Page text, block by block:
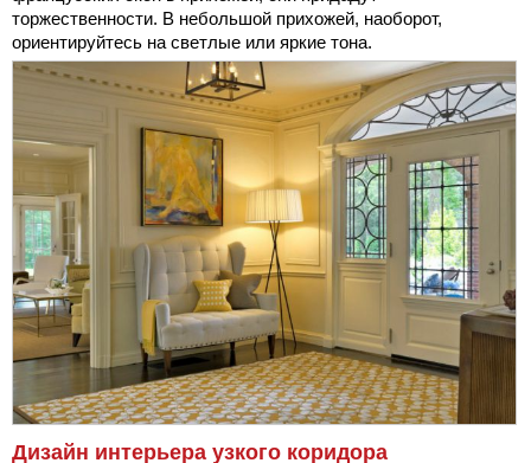
торжественности. В небольшой прихожей, наоборот,
ориентируйтесь на светлые или яркие тона.
Дизайн интерьера узкого коридора